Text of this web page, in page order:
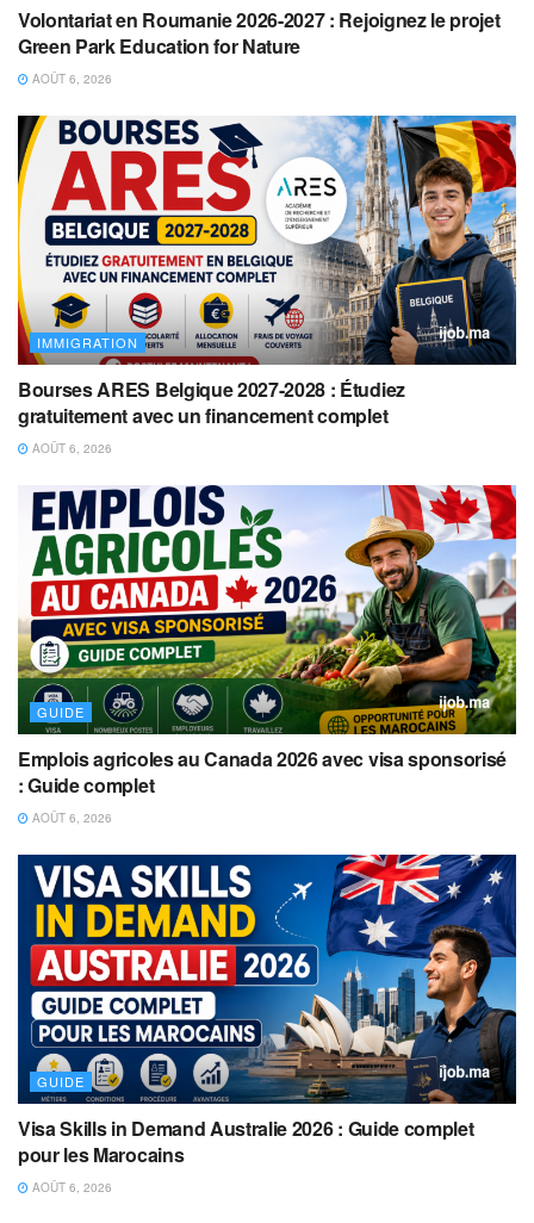
Volontariat en Roumanie 2026-2027 : Rejoignez le projet
Green Park Education for Nature
AOÛT 6, 2026
IMMIGRATION
Bourses ARES Belgique 2027-2028 : Étudiez
gratuitement avec un financement complet
AOÛT 6, 2026
GUIDE
Emplois agricoles au Canada 2026 avec visa sponsorisé
: Guide complet
AOÛT 6, 2026
GUIDE
Visa Skills in Demand Australie 2026 : Guide complet
pour les Marocains
AOÛT 6, 2026